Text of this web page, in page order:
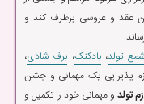
و عروسی برطرف کند و
شمع تولد،بادکنک، برف شادی،
پذیرایی یک مهمانی و جشن
تولد و مهمانی خود را تکمیل و